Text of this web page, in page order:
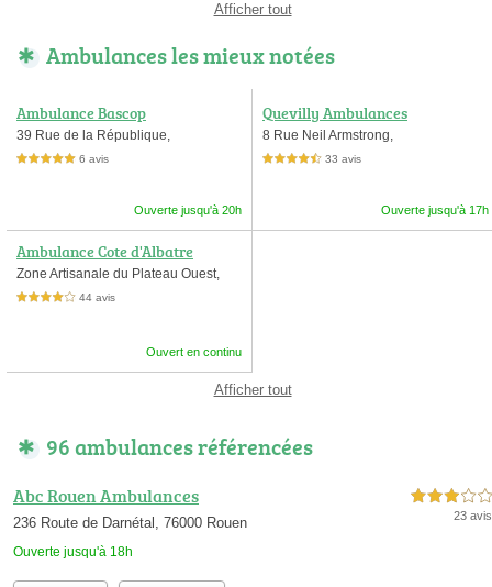
Afficher tout
Ambulances les mieux notées
Ambulance Bascop
39 Rue de la République,
5,0 étoiles sur 5 6 avis
Ouverte jusqu'à 20h
Quevilly Ambulances
8 Rue Neil Armstrong,
4,5 étoiles sur 5 33 avis
Ouverte jusqu'à 17h
Ambulance Cote d'Albatre
Zone Artisanale du Plateau Ouest,
4,0 étoiles sur 5 44 avis
Ouvert en continu
Afficher tout
96 ambulances référencées
Abc Rouen Ambulances
236 Route de Darnétal, 76000 Rouen
Ouverte jusqu'à 18h
3,0 étoiles sur 5
23 avis